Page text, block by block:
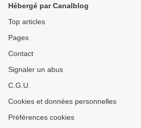
Hébergé par Canalblog
Top articles
Pages
Contact
Signaler un abus
C.G.U.
Cookies et données personnelles
Préférences cookies